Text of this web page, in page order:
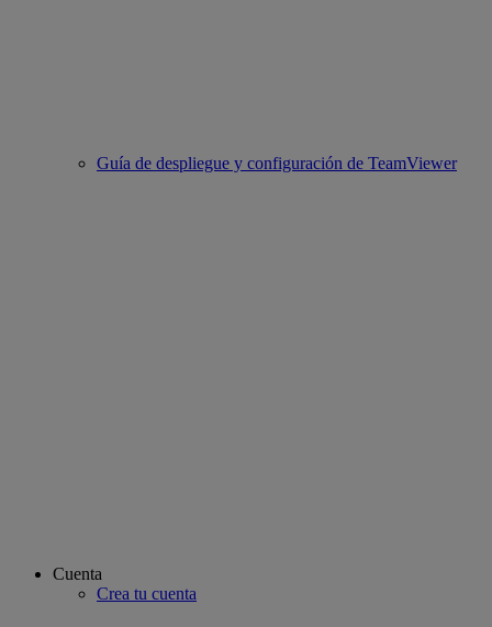
Guía de despliegue y configuración de TeamViewer
Cuenta
Crea tu cuenta